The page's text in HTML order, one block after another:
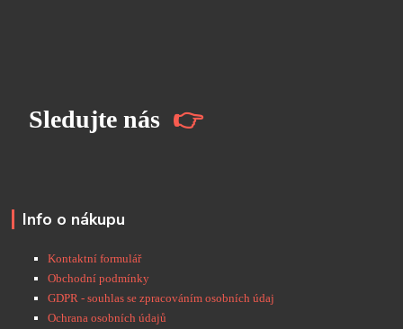
Sledujte nás 👉
Info o nákupu
Kontaktní formulář
Obchodní podmínky
GDPR - souhlas se zpracováním osobních údaj
Ochrana osobních údajů